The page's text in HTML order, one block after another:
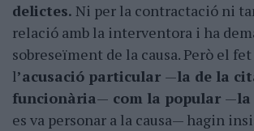
delictes. Ni per la contractació ni
relació amb la interventora i ha
sobreseïment de la causa. Però el
l’acusació particular —la de la
funcionària— com la popular —la
es va personar a la causa— hagin